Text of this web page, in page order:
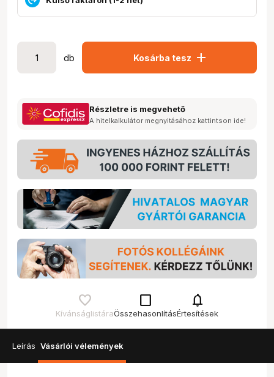
db Kosárba tesz add
Részletre is megvehető
A hitelkalkulátor megnyitásához kattintson ide!
Kívánságlistára
check_box_outline_blank
Összehasonlítás
notifications
Értesítések
Leírás Vásárlói vélemények